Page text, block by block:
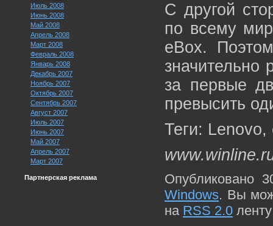
Июль 2008
Июнь 2008
Май 2008
Апрель 2008
Март 2008
Февраль 2008
Январь 2008
Декабрь 2007
Ноябрь 2007
Октябрь 2007
Сентябрь 2007
Август 2007
Июль 2007
Июнь 2007
Май 2007
Апрель 2007
Март 2007
Партнерская реклама
С другой
по всему
eBox.
за первые
превысить
Теги:
Опубликовано
Windows. Вы
на RSS 2.0